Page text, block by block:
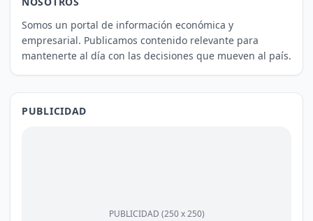
Somos un portal de información económica y
empresarial. Publicamos contenido relevante para
mantenerte al día con las decisiones que mueven al país.
PUBLICIDAD
PUBLICIDAD (250 x 250)